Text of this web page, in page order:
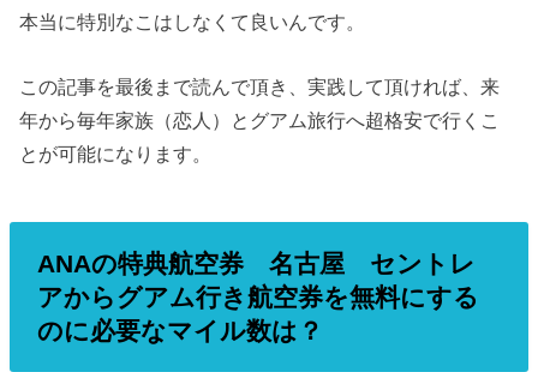
本当に特別なこはしなくて良いんです。
この記事を最後まで読んで頂き、実践して頂ければ、来
年から毎年家族（恋人）とグアム旅行へ超格安で行くこ
とが可能になります。
ANAの特典航空券 名古屋 セントレ
アからグアム行き航空券を無料にする
のに必要なマイル数は？